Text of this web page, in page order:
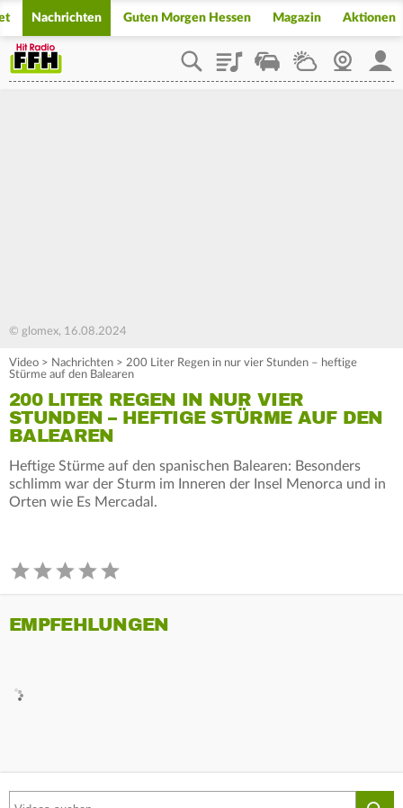
Nachrichten Guten Morgen Hessen Magazin Aktionen
PlaylistStaupilotWetterWebcam
© glomex, 16.08.2024
Video > Nachrichten > 200 Liter Regen in nur vier Stunden – heftige
Stürme auf den Balearen
200 LITER REGEN IN NUR VIER
STUNDEN – HEFTIGE STÜRME AUF DEN
BALEAREN
Heftige Stürme auf den spanischen Balearen: Besonders
schlimm war der Sturm im Inneren der Insel Menorca und in
Orten wie Es Mercadal.
EMPFEHLUNGEN